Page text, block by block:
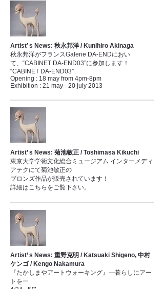
Artist’ s News: 秋永邦洋 / Kunihiro Akinaga
秋永邦洋がフランスGalerie DA-ENDにおい
て、“CABINET DA-END03”に参加します！
“CABINET DA-END03”
Opening : 18 may from 4pm-8pm
Exhibition : 21 may - 20 july 2013
Artist’ s News: 菊池敏正 / Toshimasa Kikuchi
東京大学学術文化総合ミュージアム インターメディ
アテクにて菊池敏正の
ブロンズ作品が販売されています！
詳細はこちらをご覧下さい。
Artist’ s News: 重野克明 / Katsuaki Shigeno, 中村
ケンゴ / Kengo Nakamura
『たかしまやアートウォーキング』―暮らしにアー
トをー